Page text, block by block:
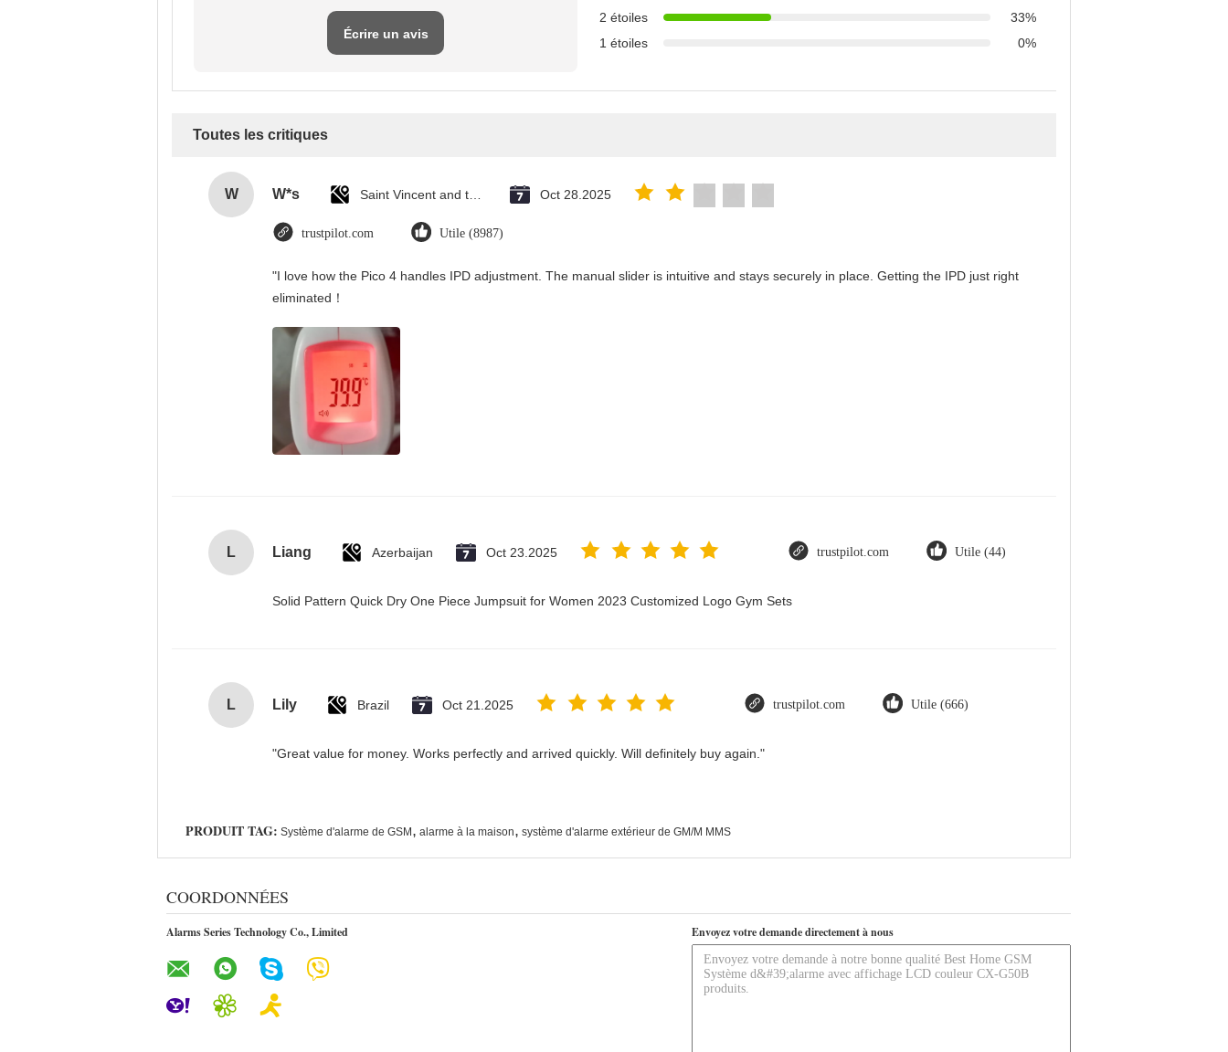
Écrire un avis
2 étoiles
33%
1 étoiles
0%
Toutes les critiques
W W*s Oct 28.2025
trustpilot.com Utile (8987)
"I love how the Pico 4 handles IPD adjustment. The manual slider is intuitive and stays securely in place. Getting the IPD just right
eliminated！
L Liang Azerbaijan Oct 23.2025 trustpilot.com Utile (44)
Solid Pattern Quick Dry One Piece Jumpsuit for Women 2023 Customized Logo Gym Sets
L Lily Brazil Oct 21.2025 trustpilot.com Utile (666)
"Great value for money. Works perfectly and arrived quickly. Will definitely buy again."
PRODUIT TAG: Système d'alarme de GSM , alarme à la maison, système d'alarme extérieur de GM/M MMS
COORDONNÉES
Alarms Series Technology Co., Limited Envoyez votre demande directement à nous